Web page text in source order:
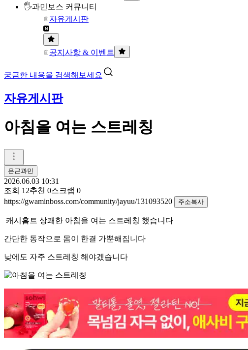
🖐과민보스 커뮤니티
자유게시판
공지사항 & 이벤트
궁금한 내용을 검색해보세요
자유게시판
아침을 여는 스트레칭
은근과민
2026.06.03 10:31
조회 12추천 0스크랩 0
https://gwaminboss.com/community/jayuu/131093520
주소복사
캐시홈트 상쾌한 아침을 여는 스트레칭 했습니다
간단한 동작으로 몸이 한결 가뿐해집니다
낮에도 자주 스트레칭 해야겠습니다